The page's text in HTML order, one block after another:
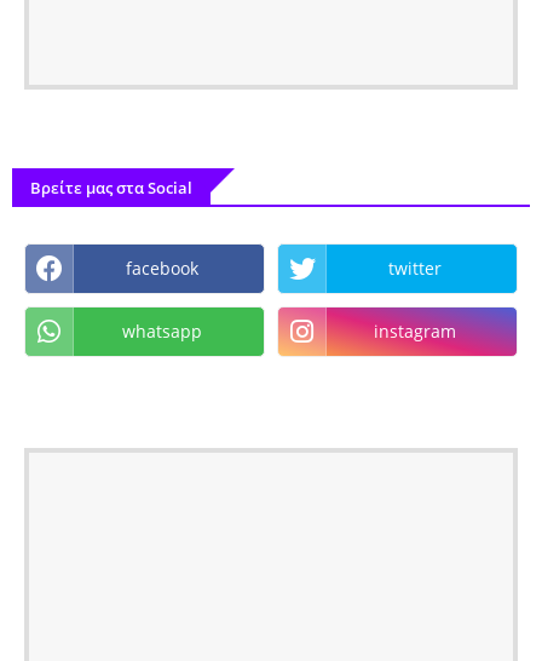
Βρείτε μας στα Social
facebook twitter
whatsapp instagram